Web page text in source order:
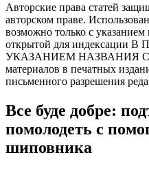
Авторские права статей
авторском праве.
возможно только с
открытой для индексации
УКАЗАНИЕМ НАЗВАНИЯ
материалов в печатных
письменного разрешения
Все буде добре:
помолодеть с
шиповника